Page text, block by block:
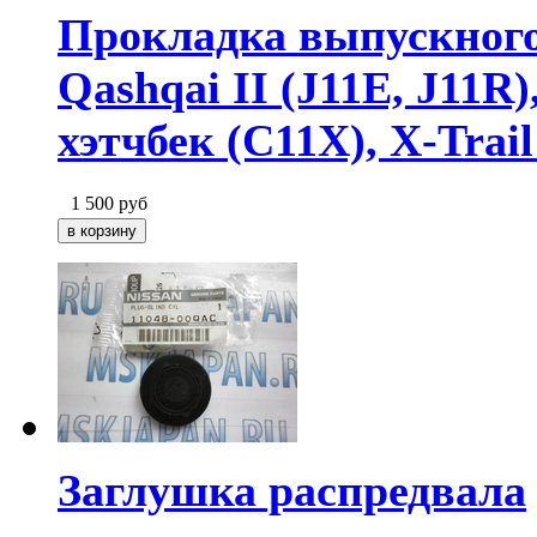
Прокладка
Qashqai II (J11E,
хэтчбек (C11X), X-
1 500 руб
Заглушка распредвала